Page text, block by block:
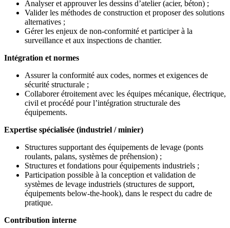
Analyser et approuver les dessins d’atelier (acier, béton) ;
Valider les méthodes de construction et proposer des solutions
alternatives ;
Gérer les enjeux de non-conformité et participer à la
surveillance et aux inspections de chantier.
Intégration et normes
Assurer la conformité aux codes, normes et exigences de
sécurité structurale ;
Collaborer étroitement avec les équipes mécanique, électrique,
civil et procédé pour l’intégration structurale des
équipements.
Expertise spécialisée (industriel / minier)
Structures supportant des équipements de levage (ponts
roulants, palans, systèmes de préhension) ;
Structures et fondations pour équipements industriels ;
Participation possible à la conception et validation de
systèmes de levage industriels (structures de support,
équipements below-the-hook), dans le respect du cadre de
pratique.
Contribution interne